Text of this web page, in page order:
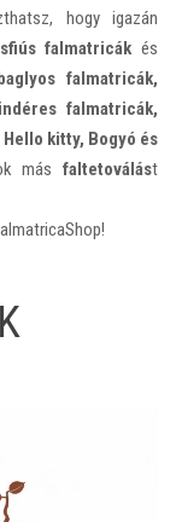
hogy igazán
falmatricákés
falmatricák,
falmatricák,
kitty, Bogyó és
másfaltetoválást